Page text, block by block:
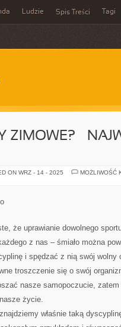
Ludzie Spis Treści Tagi
ZIMOWE? –
ON WRZ - 14 - 2025
MOŻLIWOŚĆ
że uprawianie dowolnego
z nas – śmiało można
i spędzać z nią swój
troszczenie się o swój
nasze samopoczucie,
życie.
właśnie taką